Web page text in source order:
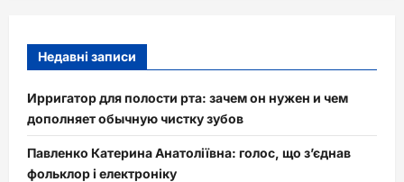
Недавні записи
Ирригатор для полости рта: зачем он нужен и чем
дополняет обычную чистку зубов
Павленко Катерина Анатоліївна: голос, що з’єднав
фольклор і електроніку